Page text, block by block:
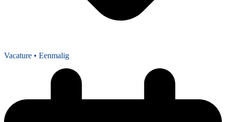
Vacature • Eenmalig